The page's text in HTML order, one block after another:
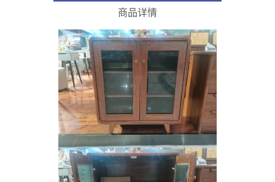
商品详情